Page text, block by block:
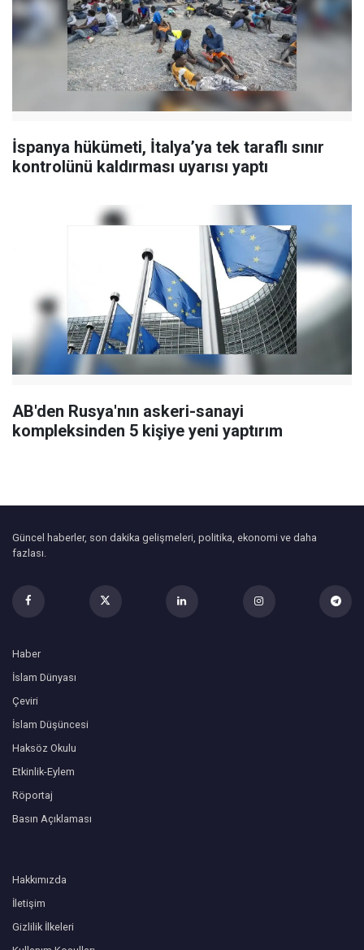
İspanya hükümeti, İtalya’ya tek taraflı sınır
kontrolünü kaldırması uyarısı yaptı
AB'den Rusya'nın askeri-sanayi
kompleksinden 5 kişiye yeni yaptırım
Güncel haberler, son dakika gelişmeleri, politika, ekonomi ve daha
fazlası.
Haber
İslam Dünyası
Çeviri
İslam Düşüncesi
Haksöz Okulu
Etkinlik-Eylem
Röportaj
Basın Açıklaması
Hakkımızda
İletişim
Gizlilik İlkeleri